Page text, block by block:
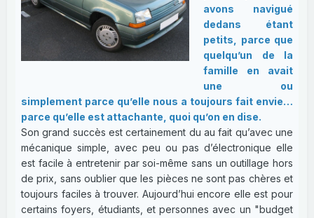
avons navigué
dedans étant
petits, parce que
quelqu’un de la
famille en avait
une ou
simplement parce qu’elle nous a toujours fait envie…
parce qu’elle est attachante, quoi qu’on en dise.
Son grand succès est certainement du au fait qu’avec une
mécanique simple, avec peu ou pas d’électronique elle
est facile à entretenir par soi-même sans un outillage hors
de prix, sans oublier que les pièces ne sont pas chères et
toujours faciles à trouver. Aujourd’hui encore elle est pour
certains foyers, étudiants, et personnes avec un "budget